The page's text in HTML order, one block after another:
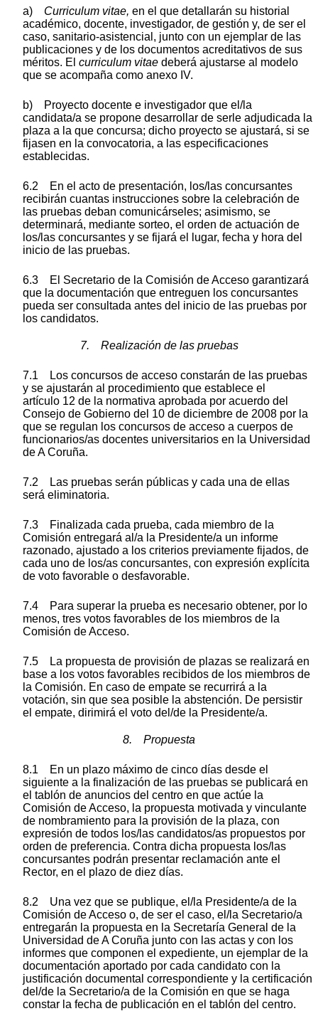
a) Curriculum vitae, en el que detallarán su historial
académico, docente, investigador, de gestión y, de ser el
caso, sanitario-asistencial, junto con un ejemplar de las
publicaciones y de los documentos acreditativos de sus
méritos. El curriculum vitae deberá ajustarse al modelo
que se acompaña como anexo IV.
b) Proyecto docente e investigador que el/la
candidata/a se propone desarrollar de serle adjudicada la
plaza a la que concursa; dicho proyecto se ajustará, si se
fijasen en la convocatoria, a las especificaciones
establecidas.
6.2 En el acto de presentación, los/las concursantes
recibirán cuantas instrucciones sobre la celebración de
las pruebas deban comunicárseles; asimismo, se
determinará, mediante sorteo, el orden de actuación de
los/las concursantes y se fijará el lugar, fecha y hora del
inicio de las pruebas.
6.3 El Secretario de la Comisión de Acceso garantizará
que la documentación que entreguen los concursantes
pueda ser consultada antes del inicio de las pruebas por
los candidatos.
7. Realización de las pruebas
7.1 Los concursos de acceso constarán de las pruebas
y se ajustarán al procedimiento que establece el
artículo 12 de la normativa aprobada por acuerdo del
Consejo de Gobierno del 10 de diciembre de 2008 por la
que se regulan los concursos de acceso a cuerpos de
funcionarios/as docentes universitarios en la Universidad
de A Coruña.
7.2 Las pruebas serán públicas y cada una de ellas
será eliminatoria.
7.3 Finalizada cada prueba, cada miembro de la
Comisión entregará al/a la Presidente/a un informe
razonado, ajustado a los criterios previamente fijados, de
cada uno de los/as concursantes, con expresión explícita
de voto favorable o desfavorable.
7.4 Para superar la prueba es necesario obtener, por lo
menos, tres votos favorables de los miembros de la
Comisión de Acceso.
7.5 La propuesta de provisión de plazas se realizará en
base a los votos favorables recibidos de los miembros de
la Comisión. En caso de empate se recurrirá a la
votación, sin que sea posible la abstención. De persistir
el empate, dirimirá el voto del/de la Presidente/a.
8. Propuesta
8.1 En un plazo máximo de cinco días desde el
siguiente a la finalización de las pruebas se publicará en
el tablón de anuncios del centro en que actúe la
Comisión de Acceso, la propuesta motivada y vinculante
de nombramiento para la provisión de la plaza, con
expresión de todos los/las candidatos/as propuestos por
orden de preferencia. Contra dicha propuesta los/las
concursantes podrán presentar reclamación ante el
Rector, en el plazo de diez días.
8.2 Una vez que se publique, el/la Presidente/a de la
Comisión de Acceso o, de ser el caso, el/la Secretario/a
entregarán la propuesta en la Secretaría General de la
Universidad de A Coruña junto con las actas y con los
informes que componen el expediente, un ejemplar de la
documentación aportado por cada candidato con la
justificación documental correspondiente y la certificación
del/de la Secretario/a de la Comisión en que se haga
constar la fecha de publicación en el tablón del centro.